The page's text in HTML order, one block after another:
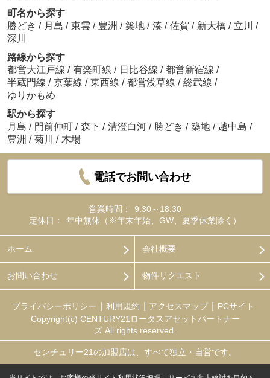
町名から探す
勝どき / 月島 / 東雲 / 豊洲 / 築地 / 湊 / 佐賀 / 新大橋 / 立川 /
深川
路線から探す
都営大江戸線 / 有楽町線 / 日比谷線 / 都営新宿線 /
半蔵門線 / 京葉線 / 東西線 / 都営浅草線 / 総武線 /
ゆりかもめ
駅から探す
月島 / 門前仲町 / 森下 / 清澄白河 / 勝どき / 築地 / 越中島 /
豊洲 / 菊川 / 木場
電話でお問い合わせ
営業時間：
9:30～18:30
定休日：
年中無休（※年末年始、GW、夏季休業除く）
ホーム 会社概要
お問い合わせ 物件リクエスト
プライバシーポリシー 利用規約 アクセスマップ
PCサイト
Copyright(c) CENTURY21ロータスアセットパートナー
ズ All rights reserved.
センチュリー21の加盟店は、すべて独立・自営です。